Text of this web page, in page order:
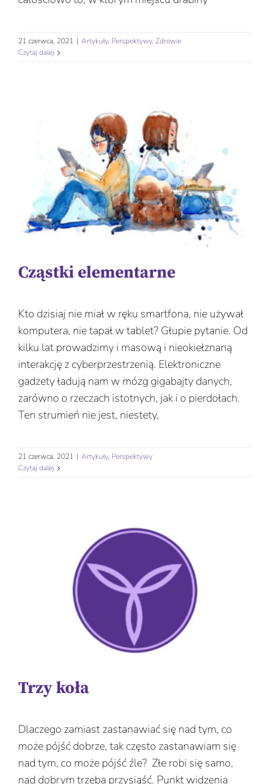
21 czerwca, 2021 | Artykuły, Perspektywy, Zdrowie
Czytaj dalej
Cząstki elementarne
Kto dzisiaj nie miał w ręku smartfona, nie używał
komputera, nie tapał w tablet? Głupie pytanie. Od
kilku lat prowadzimy i masową i nieokiełznaną
interakcję z cyberprzestrzenią. Elektroniczne
gadżety ładują nam w mózg gigabajty danych,
zarówno o rzeczach istotnych, jak i o pierdołach.
Ten strumień nie jest, niestety,
21 czerwca, 2021 | Artykuły, Perspektywy
Czytaj dalej
Trzy koła
Dlaczego zamiast zastanawiać się nad tym, co
może pójść dobrze, tak często zastanawiam się
nad tym, co może pójść źle? Złe robi się samo,
nad dobrym trzeba przysiąść. Punkt widzenia